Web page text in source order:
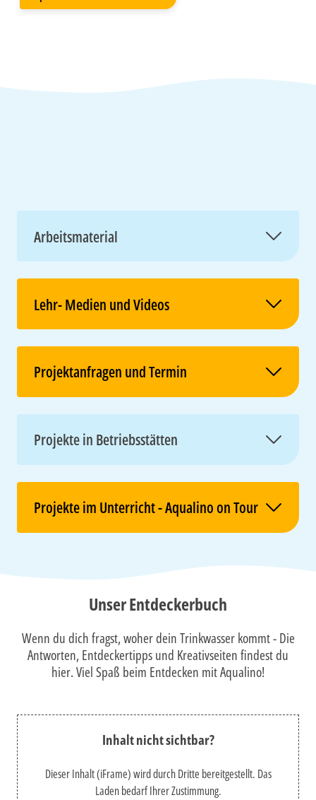
Arbeitsmaterial
Lehr- Medien und Videos
Projektanfragen und Termin
Projekte in Betriebsstätten
Projekte im Unterricht - Aqualino on Tour
Unser Entdeckerbuch
Wenn du dich fragst, woher dein Trinkwasser kommt - Die
Antworten, Entdeckertipps und Kreativseiten findest du
hier. Viel Spaß beim Entdecken mit Aqualino!
Inhalt nicht sichtbar?
Dieser Inhalt (iFrame) wird durch Dritte bereitgestellt. Das
Laden bedarf Ihrer Zustimmung.